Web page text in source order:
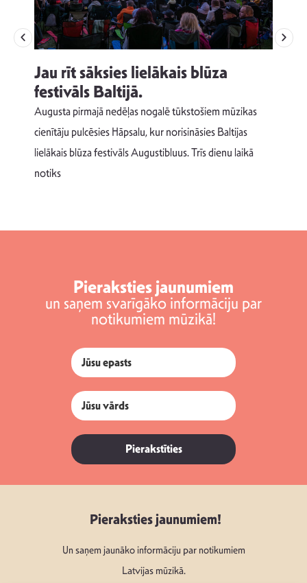
Jau rīt sāksies lielākais blūza
festivāls Baltijā.
Augusta pirmajā nedēļas nogalē tūkstošiem mūzikas
cienītāju pulcēsies Hāpsalu, kur norisināsies Baltijas
lielākais blūza festivāls Augustibluus. Trīs dienu laikā
notiks
Pieraksties jaunumiem
un saņem svarīgāko informāciju par
notikumiem mūzikā!
Pierakstīties
Pieraksties jaunumiem!
Un saņem jaunāko informāciju par notikumiem
Latvijas mūzikā.